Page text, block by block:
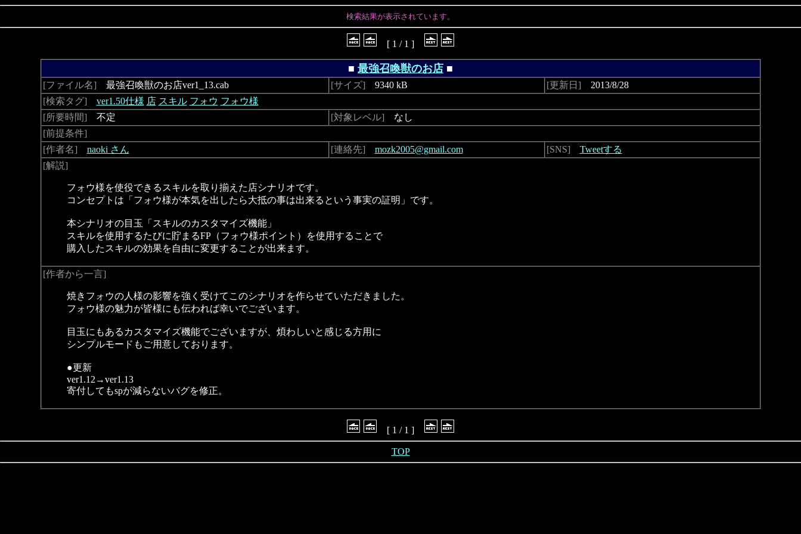
検索結果が表示されています。
[ 1 / 1 ]
■ 最強召喚獣のお店 ■
[ファイル名] 最強召喚獣のお店ver1_13.cab [サイズ] 9340 kB [更新日] 2013/8/28
[検索タグ]
ver1.50仕様 店 スキル フォウ フォウ様
[所要時間] 不定 [対象レベル] なし
[前提条件]
[作者名]
naoki さん [連絡先] mozk2005@gmail.com [SNS]
Tweetする
[解説]
フォウ様を使役できるスキルを取り揃えた店シナリオです。
コンセプトは「フォウ様が本気を出したら大抵の事は出来るという事実の証明」です。
本シナリオの目玉「スキルのカスタマイズ機能」
スキルを使用するたびに貯まるFP（フォウ様ポイント）を使用することで
購入したスキルの効果を自由に変更することが出来ます。
[作者から一言]
焼きフォウの人様の影響を強く受けてこのシナリオを作らせていただきました。
フォウ様の魅力が皆様にも伝われば幸いでございます。
目玉にもあるカスタマイズ機能でございますが、煩わしいと感じる方用に
シンプルモードもご用意しております。
●更新
ver1.12→ver1.13
寄付してもspが減らないバグを修正。
[ 1 / 1 ]
TOP